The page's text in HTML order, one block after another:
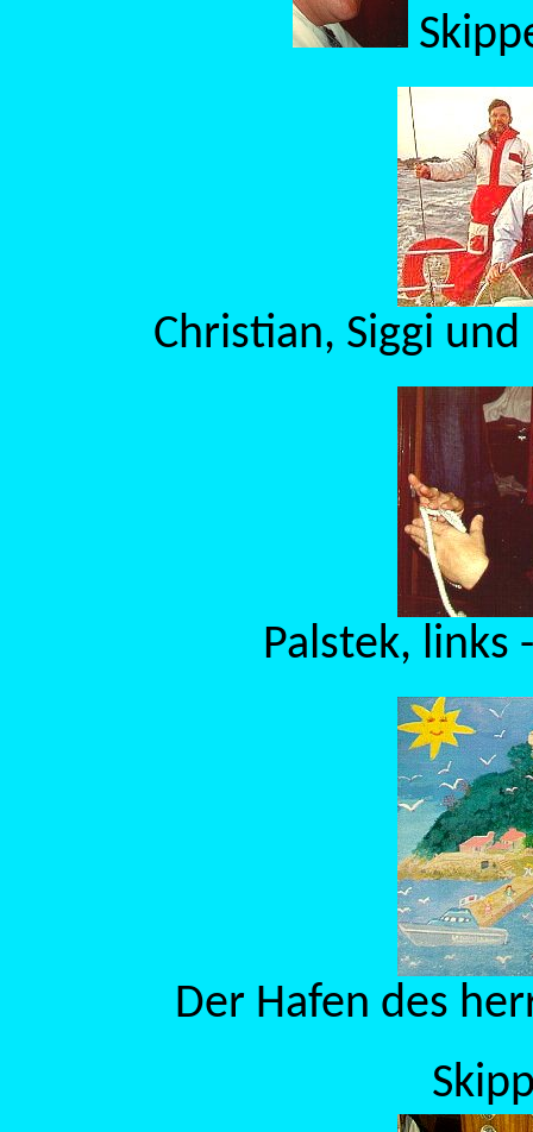
Christian, Siggi
Palstek, links
Der Hafen des